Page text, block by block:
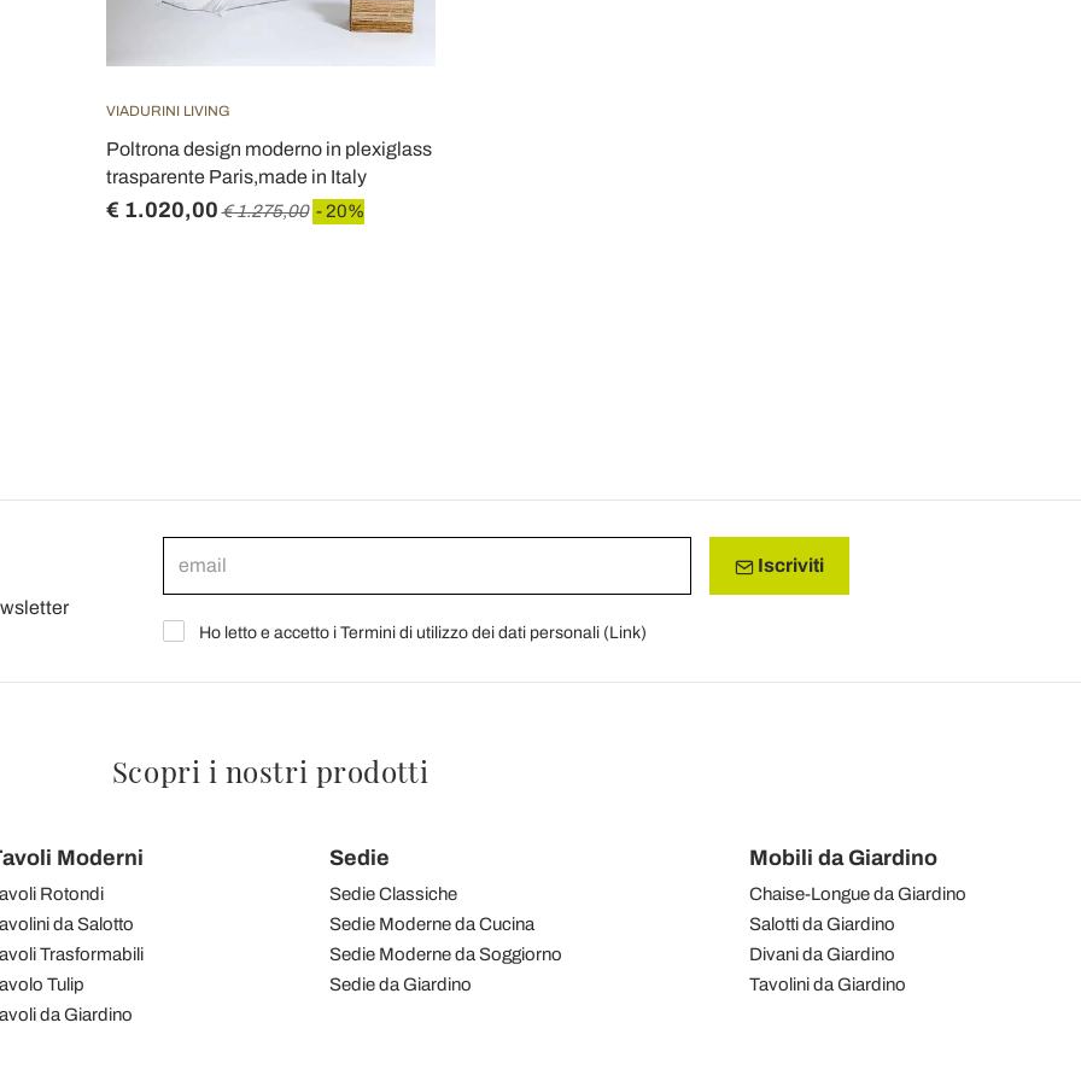
VIADURINI LIVING
Poltrona design moderno in plexiglass
trasparente Paris,made in Italy
€ 1.020,00 € 1.275,00 - 20%
Iscriviti
Ho letto e accetto i Termini di utilizzo dei dati personali (Link)
Scopri i nostri prodotti
Moderni
Rotondi
da Salotto
Trasformabili
Tulip
da Giardino
Sedie
Sedie Classiche
Sedie Moderne da Cucina
Sedie Moderne da Soggiorno
Sedie da Giardino
Mobili da Giardino
Chaise-Longue da Giardino
Salotti da Giardino
Divani da Giardino
Tavolini da Giardino